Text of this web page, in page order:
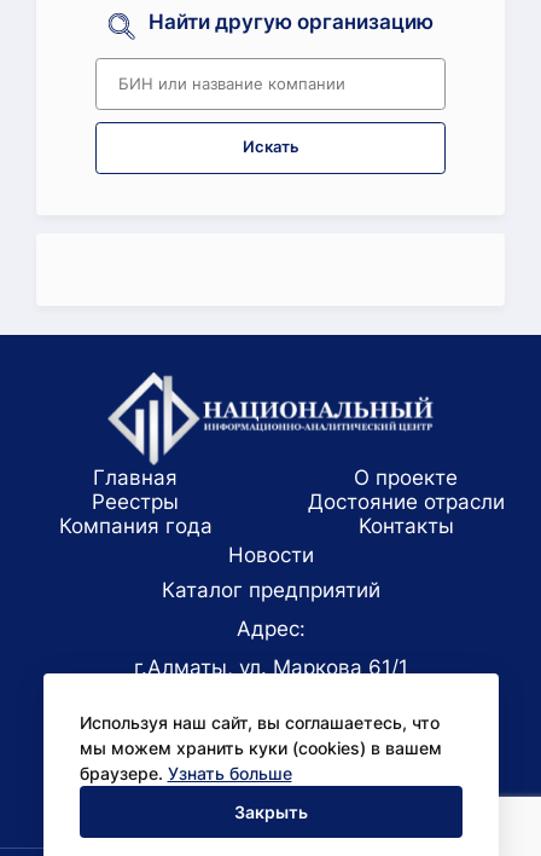
Найти другую организацию
Искать
Используя наш сайт, вы соглашаетесь, что
мы можем хранить куки (cookies) в вашем
браузере. Узнать больше
Закрыть
Главная
О проекте
Реестры
Достояние отрасли
Компания года
Koнтaкты
Новости
Каталог предприятий
Адрес:
г.Алматы, ул. Маркова 61/1
office@niac.kz
Для СМИ:
pr@niac.kz